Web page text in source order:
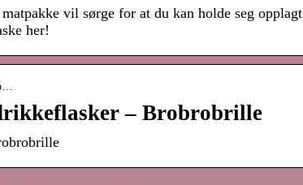
vil sørge for at du kan holde seg opplagt
her!
– Brobrobrille